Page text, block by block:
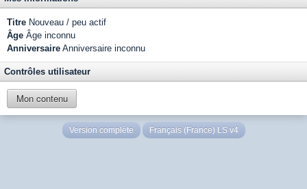
Titre Nouveau / peu actif
Âge Âge inconnu
Anniversaire Anniversaire inconnu
Contrôles utilisateur
Mon contenu
Version complète Français (France) LS v4